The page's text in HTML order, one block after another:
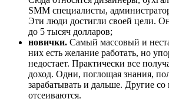
SMM специалисты,
Эти люди достигли своей цели.
до 5 тысяч долларов;
новички. Самый массовый и
них есть желание работать, но
недостает. Практически все
доход. Одни, поглощая знания,
зарабатывать и дальше. Другие
отсеиваются.